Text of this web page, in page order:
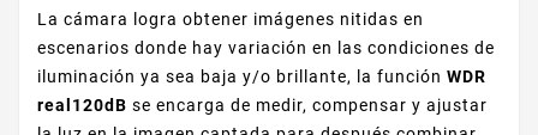
La cámara logra obtener imágenes nitidas en
escenarios donde hay variación en las condiciones de
iluminación ya sea baja y/o brillante, la función WDR
real120dB se encarga de medir, compensar y ajustar